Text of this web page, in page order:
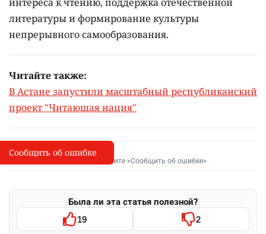
литературы и формирование культуры
непрерывного самообразования.
Читайте также:
В Астане запустили масштабный республиканский
проект "Читающая нация"
I
Сообщить об опечатке
Выделите фрагмент и нажмите «Сообщить об ошибке»
Была ли эта статья полезной?
19 2
Сообщить об ошибке